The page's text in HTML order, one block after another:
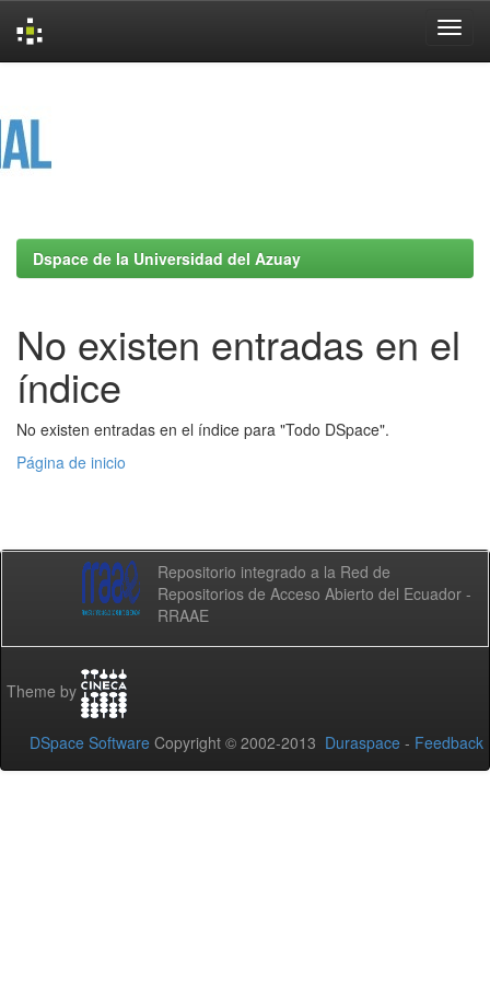
Dspace de la Universidad del Azuay
No existen entradas en el
índice
No existen entradas en el índice para "Todo DSpace".
Página de inicio
Repositorio integrado a la Red de
Repositorios de Acceso Abierto del Ecuador -
RRAAE
Theme by
DSpace Software Copyright © 2002-2013 Duraspace - Feedback